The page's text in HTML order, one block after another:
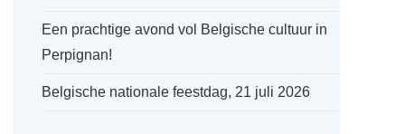
Een prachtige avond vol Belgische cultuur in
Perpignan!
Belgische nationale feestdag, 21 juli 2026